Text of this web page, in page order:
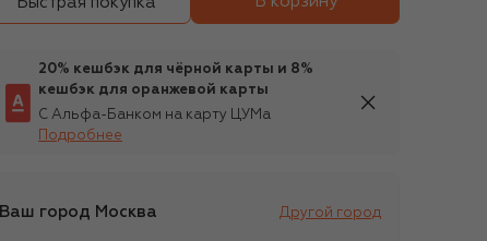
20% кешбэк для чёрной карты и 8%
кешбэк для оранжевой карты
С Альфа-Банком на карту ЦУМа
Подробнее
Ваш город Москва Другой город